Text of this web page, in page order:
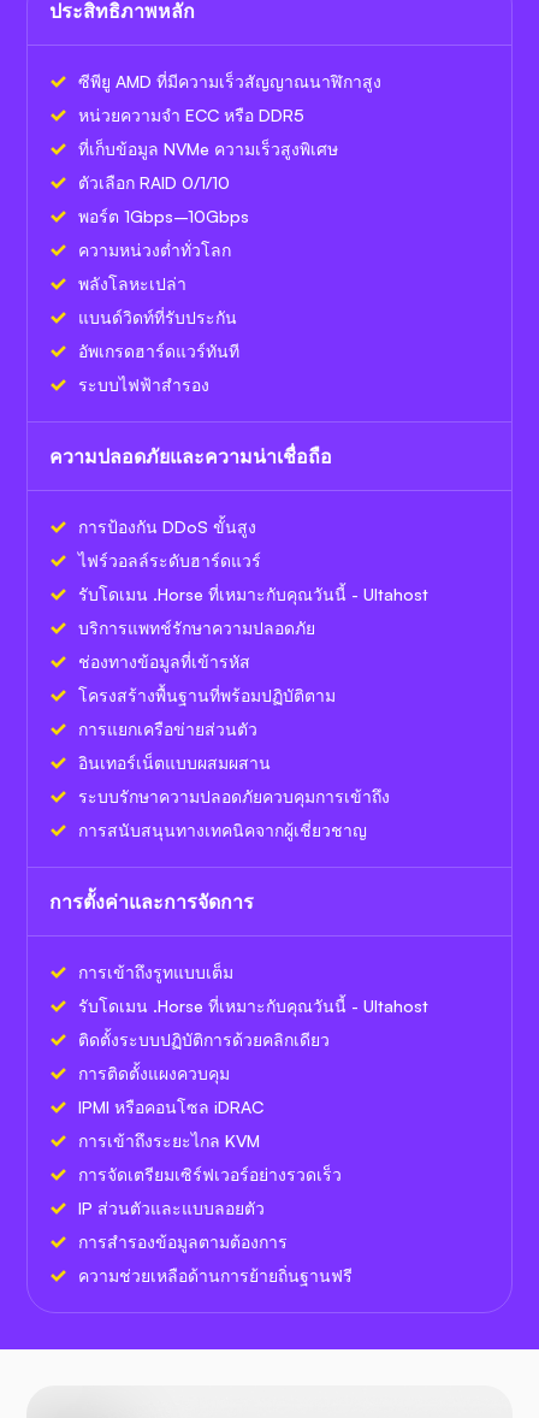
ประสิทธิภาพหลัก
ซีพียู AMD ที่มีความเร็วสัญญาณนาฬิกาสูง
หน่วยความจำ ECC หรือ DDR5
ที่เก็บข้อมูล NVMe ความเร็วสูงพิเศษ
ตัวเลือก RAID 0/1/10
พอร์ต 1Gbps–10Gbps
ความหน่วงต่ำทั่วโลก
พลังโลหะเปล่า
แบนด์วิดท์ที่รับประกัน
อัพเกรดฮาร์ดแวร์ทันที
ระบบไฟฟ้าสำรอง
ความปลอดภัยและความน่าเชื่อถือ
การป้องกัน DDoS ขั้นสูง
ไฟร์วอลล์ระดับฮาร์ดแวร์
รับโดเมน .Horse ที่เหมาะกับคุณวันนี้ - Ultahost
บริการแพทช์รักษาความปลอดภัย
ช่องทางข้อมูลที่เข้ารหัส
โครงสร้างพื้นฐานที่พร้อมปฏิบัติตาม
การแยกเครือข่ายส่วนตัว
อินเทอร์เน็ตแบบผสมผสาน
ระบบรักษาความปลอดภัยควบคุมการเข้าถึง
การสนับสนุนทางเทคนิคจากผู้เชี่ยวชาญ
การตั้งค่าและการจัดการ
การเข้าถึงรูทแบบเต็ม
รับโดเมน .Horse ที่เหมาะกับคุณวันนี้ - Ultahost
ติดตั้งระบบปฏิบัติการด้วยคลิกเดียว
การติดตั้งแผงควบคุม
IPMI หรือคอนโซล iDRAC
การเข้าถึงระยะไกล KVM
การจัดเตรียมเซิร์ฟเวอร์อย่างรวดเร็ว
IP ส่วนตัวและแบบลอยตัว
การสำรองข้อมูลตามต้องการ
ความช่วยเหลือด้านการย้ายถิ่นฐานฟรี